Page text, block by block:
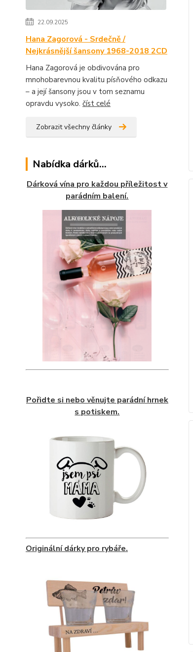
22.09.2025
Hana Zagorová - Srdečně /
Nejkrásnější šansony 1968-2018 2CD
Hana Zagorová je obdivována pro
mnohobarevnou kvalitu písňového odkazu
– a její šansony jsou v tom seznamu
opravdu vysoko. číst celé
Zobrazit všechny články
Nabídka dárků...
Dárková vína pro každou příležitost v
parádním balení.
Pořidte si nebo věnujte parádní hrnek
s potiskem.
Originální dárky pro rybáře.